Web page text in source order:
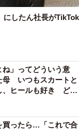
したん社長がTikTok
ね」ってどういう意
いつもスカートと
、ヒールも好き どの
買ったら…「これで合